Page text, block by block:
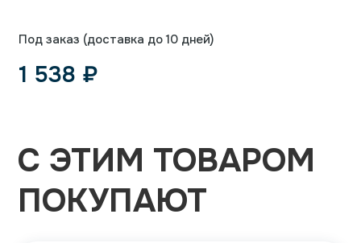
Под заказ (доставка до 10 дней)
1 538 ₽
С ЭТИМ ТОВАРОМ
ПОКУПАЮТ